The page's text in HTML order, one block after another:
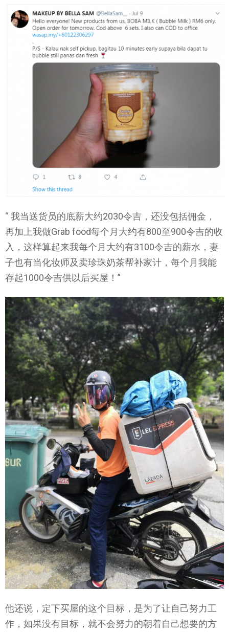
“ 我当送货员的底薪大约2030令吉，还没包括佣金，
再加上我做Grab food每个月大约有800至900令吉的收
入，这样算起来我每个月大约有3100令吉的薪水，妻
子也有当化妆师及卖珍珠奶茶帮补家计，每个月我能
存起1000令吉供以后买屋！”
他还说，定下买屋的这个目标，是为了让自己努力工
作，如果没有目标，就不会努力的朝着自己想要的方